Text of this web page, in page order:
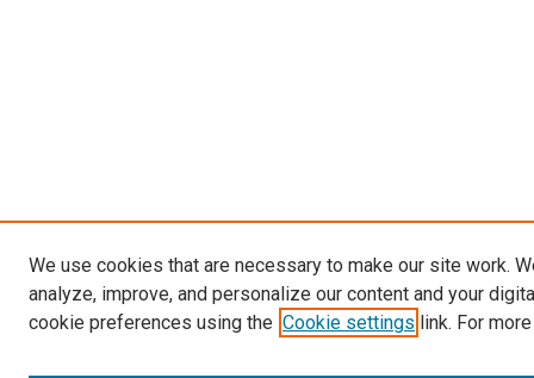
We use cookies that are necessary to make our site work.
analyze, improve, and personalize our content and your
cookie preferences using the Cookie settings link. For